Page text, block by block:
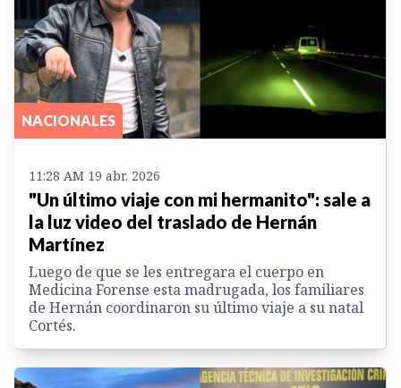
NACIONALES
11:28 AM 19 abr. 2026
"Un último viaje con mi hermanito": sale a
la luz video del traslado de Hernán
Martínez
Luego de que se les entregara el cuerpo en
Medicina Forense esta madrugada, los familiares
de Hernán coordinaron su último viaje a su natal
Cortés.